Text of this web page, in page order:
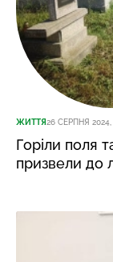
ЖИТТЯ26 СЕРПНЯ 2024,
Горіли поля
призвели до